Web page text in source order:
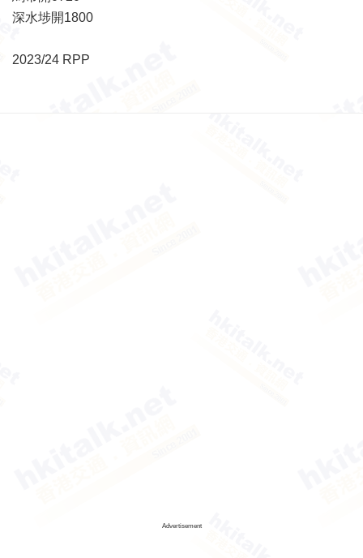
深水埗開1800
2023/24 RPP
Advertisement